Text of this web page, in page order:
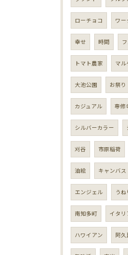
ローチョコ ワ
幸せ 時間
トマト農家 マル
大池公園 お祭り
カジュアル 専修
シルバーカラー
刈谷 市原稲荷
油絵 キャンバス
エンジェル うね
南知多町 イタリ
ハワイアン 阿